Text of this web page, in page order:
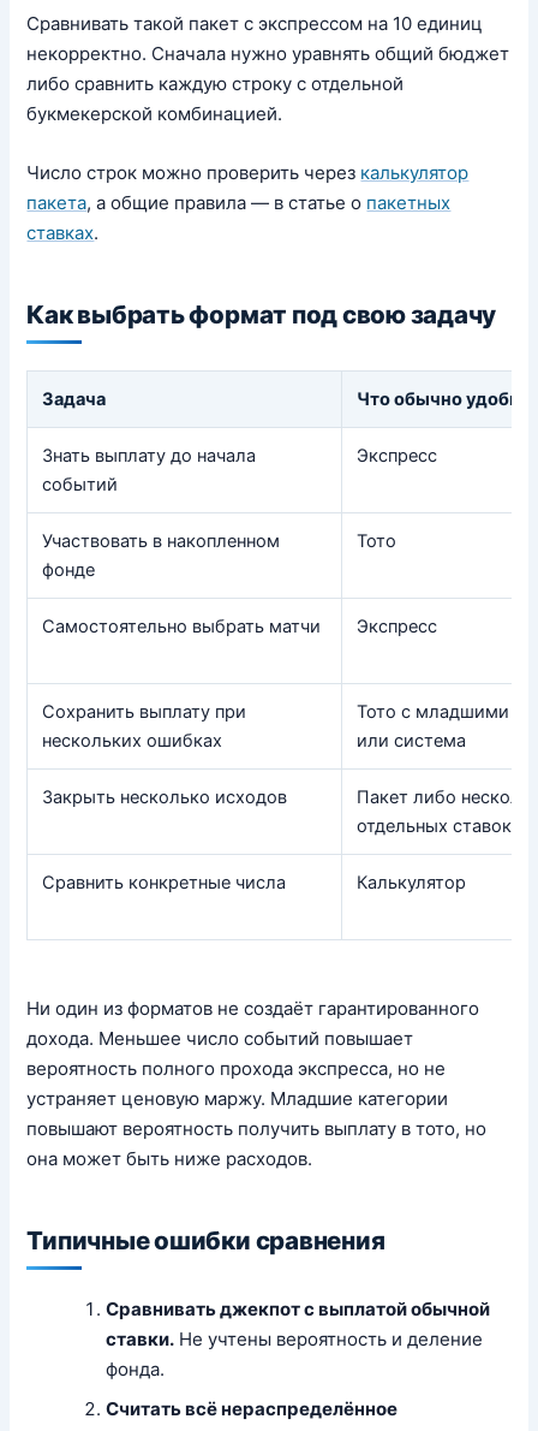
Сравнивать такой пакет с экспрессом на 10 единиц
некорректно. Сначала нужно уравнять общий бюджет
либо сравнить каждую строку с отдельной
букмекерской комбинацией.
Число строк можно проверить через калькулятор
пакета, а общие правила — в статье о пакетных
ставках.
Как выбрать формат под свою задачу
Задача Что обычно
Знать выплату до начала
событий
Экспресс
Участвовать в накопленном
фонде
Тото
Самостоятельно выбрать матчи Экспресс
Сохранить выплату при
нескольких ошибках
Тото с младшими
или система
Закрыть несколько исходов
Пакет либо
отдельных ставок
Сравнить конкретные числа Калькулятор
Ни один из форматов не создаёт гарантированного
дохода. Меньшее число событий повышает
вероятность полного прохода экспресса, но не
устраняет ценовую маржу. Младшие категории
повышают вероятность получить выплату в тото, но
она может быть ниже расходов.
Типичные ошибки сравнения
Сравнивать джекпот с выплатой обычной
ставки.Не учтены вероятность и деление
фонда.
Считать всё нераспределённое